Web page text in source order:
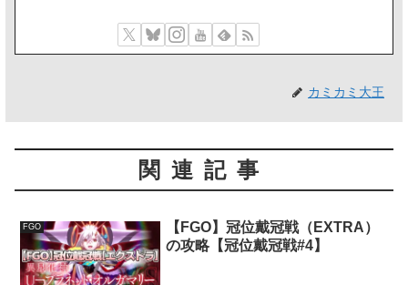
カミカミ大王
関連記事
FGO
【FGO】冠位戴冠戦（EXTRA）
の攻略【冠位戴冠戦#4】